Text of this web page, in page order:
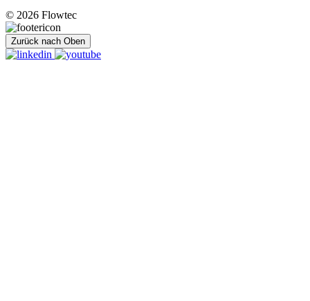
© 2026 Flowtec
Zurück nach Oben